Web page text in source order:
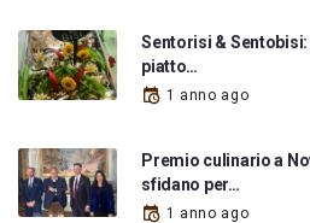
Sentorisi & Sentobisi:
piatto…
1 anno ago
Premio culinario a
sfidano per…
1 anno ago